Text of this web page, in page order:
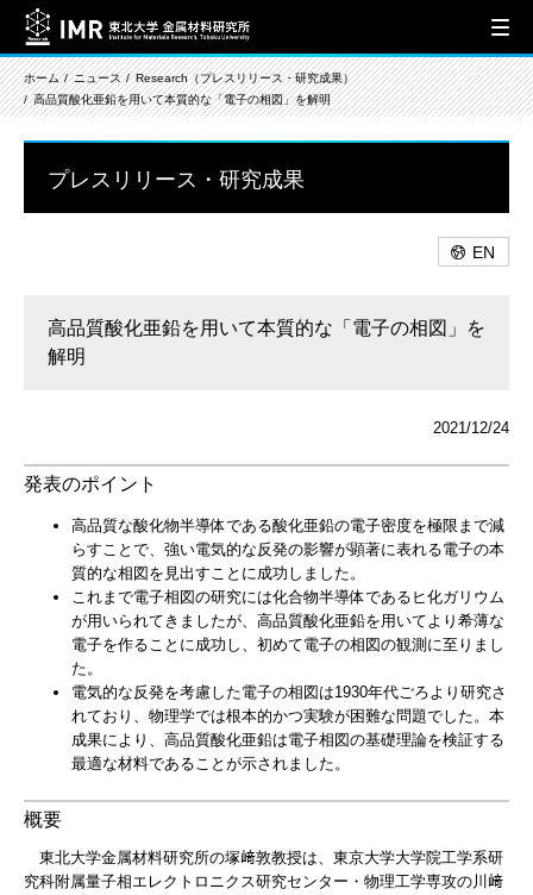
ホーム ニュース
Research（プレスリリース・研究成果）
高品質酸化亜鉛を用いて本質的な「電子の相図」を解明
プレスリリース・研究成果
EN
高品質酸化亜鉛を用いて本質的な「電子の相図」を
解明
2021/12/24
発表のポイント
高品質な酸化物半導体である酸化亜鉛の電子密度を極限まで減
らすことで、強い電気的な反発の影響が顕著に表れる電子の本
質的な相図を見出すことに成功しました。
これまで電子相図の研究には化合物半導体であるヒ化ガリウム
が用いられてきましたが、高品質酸化亜鉛を用いてより希薄な
電子を作ることに成功し、初めて電子の相図の観測に至りまし
た。
電気的な反発を考慮した電子の相図は1930年代ごろより研究さ
れており、物理学では根本的かつ実験が困難な問題でした。本
成果により、高品質酸化亜鉛は電子相図の基礎理論を検証する
最適な材料であることが示されました。
概要
東北大学金属材料研究所の塚﨑敦教授は、東京大学大学院工学系研
究科附属量子相エレクトロニクス研究センター・物理工学専攻の川﨑